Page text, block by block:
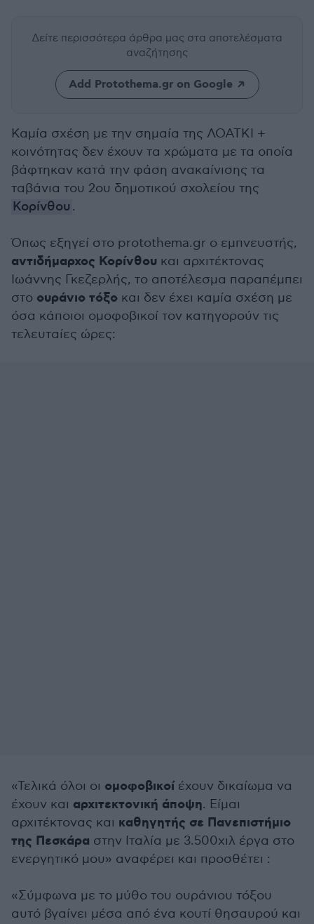
Δείτε περισσότερα άρθρα μας στα αποτελέσματα
αναζήτησης
Add Protothema.gr on Google
Καμία σχέση με την σημαία της ΛΟΑΤΚΙ +
κοινότητας δεν έχουν τα χρώματα με τα οποία
βάφτηκαν κατά την φάση ανακαίνισης τα
ταβάνια του 2ου δημοτικού σχολείου της
Κορίνθου .
Όπως εξηγεί στο protothema.gr ο εμπνευστής,
αντιδήμαρχος Κορίνθου και αρχιτέκτονας
Ιωάννης Γκεζερλής, το αποτέλεσμα παραπέμπει
στο ουράνιο τόξο και δεν έχει καμία σχέση με
όσα κάποιοι ομοφοβικοί τον κατηγορούν τις
τελευταίες ώρες:
«Τελικά όλοι οι ομοφοβικοίέχουν δικαίωμα να
έχουν και αρχιτεκτονική άποψη. Είμαι
αρχιτέκτονας και καθηγητής σε Πανεπιστήμιο
της Πεσκάρα στην Ιταλία με 3.500χιλ έργα στο
ενεργητικό μου» αναφέρει και προσθέτει :
«Σύμφωνα με το μύθο του ουράνιου τόξου
αυτό βγαίνει μέσα από ένα κουτί θησαυρού και